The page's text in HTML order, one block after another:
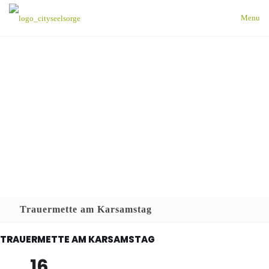
Menu
Trauermette am Karsamstag
TRAUERMETTE AM KARSAMSTAG